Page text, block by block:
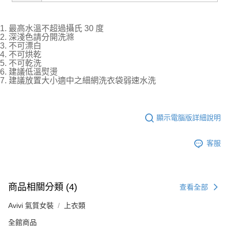
1. 最高水溫不超過攝氏 30 度
2. 深淺色請分開洗滌
3. 不可漂白
4. 不可烘乾
5. 不可乾洗
6. 建議低溫熨燙
7. 建議放置大小適中之細網洗衣袋弱速水洗
顯示電腦版詳細說明
客服
商品相關分類 (4) 查看全部
Avivi 氣質女裝 上衣類
全館商品